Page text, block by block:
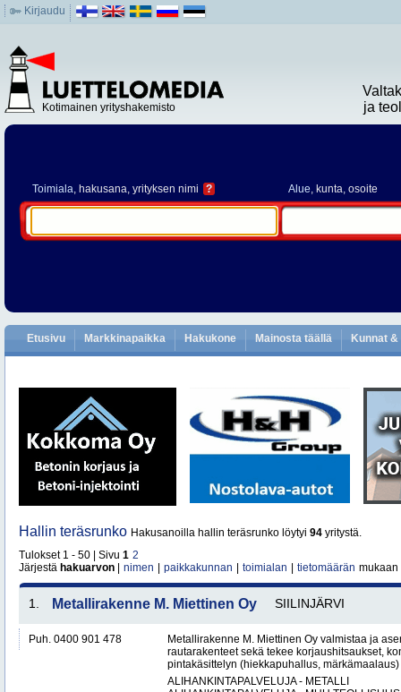
Kirjaudu
Kotimainen yrityshakemisto
ja
Toimiala, hakusana, yrityksen nimi ? Alue, kunta, osoite
Etusivu Markkinapaikka Hakukone Mainosta täällä Kunnat
Hallin teräsrunko Hakusanoilla hallin teräsrunko löytyi 94 yritystä.
Tulokset 1 - 50 | Sivu 1 2
Järjestä hakuarvon nimen paikkakunnan toimialan tietomäärän mukaan
1. Metallirakenne M. Miettinen Oy SIILINJÄRVI
Puh. 0400 901 478
Metallirakenne M. Miettinen Oy valmistaa ja
rautarakenteet sekä tekee korjaushitsaukset,
pintakäsittelyn (hiekkapuhallus,
ALIHANKINTAPALVELUJA - METALLI